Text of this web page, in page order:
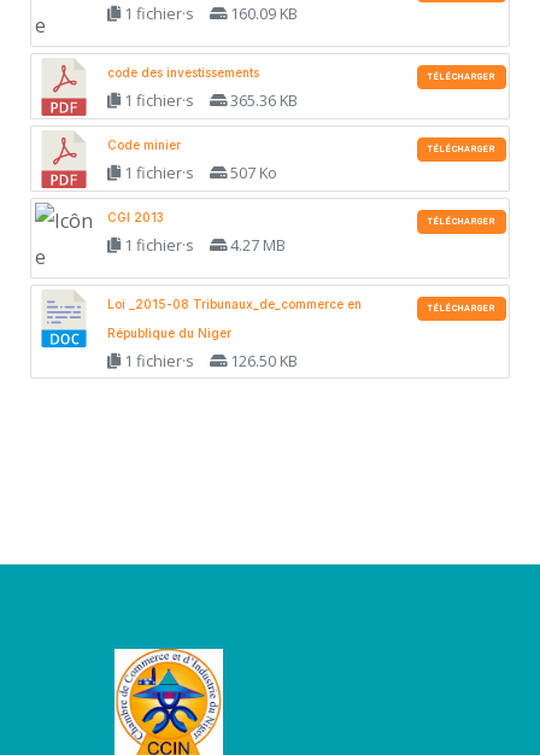
1 fichier·s 160.09 KB
code des investissements
1 fichier·s 365.36 KB
TÉLÉCHARGER
Code minier
1 fichier·s 507 Ko
TÉLÉCHARGER
CGI 2013
1 fichier·s 4.27 MB
TÉLÉCHARGER
Loi _2015-08 Tribunaux_de_commerce en
République du Niger
1 fichier·s 126.50 KB
TÉLÉCHARGER